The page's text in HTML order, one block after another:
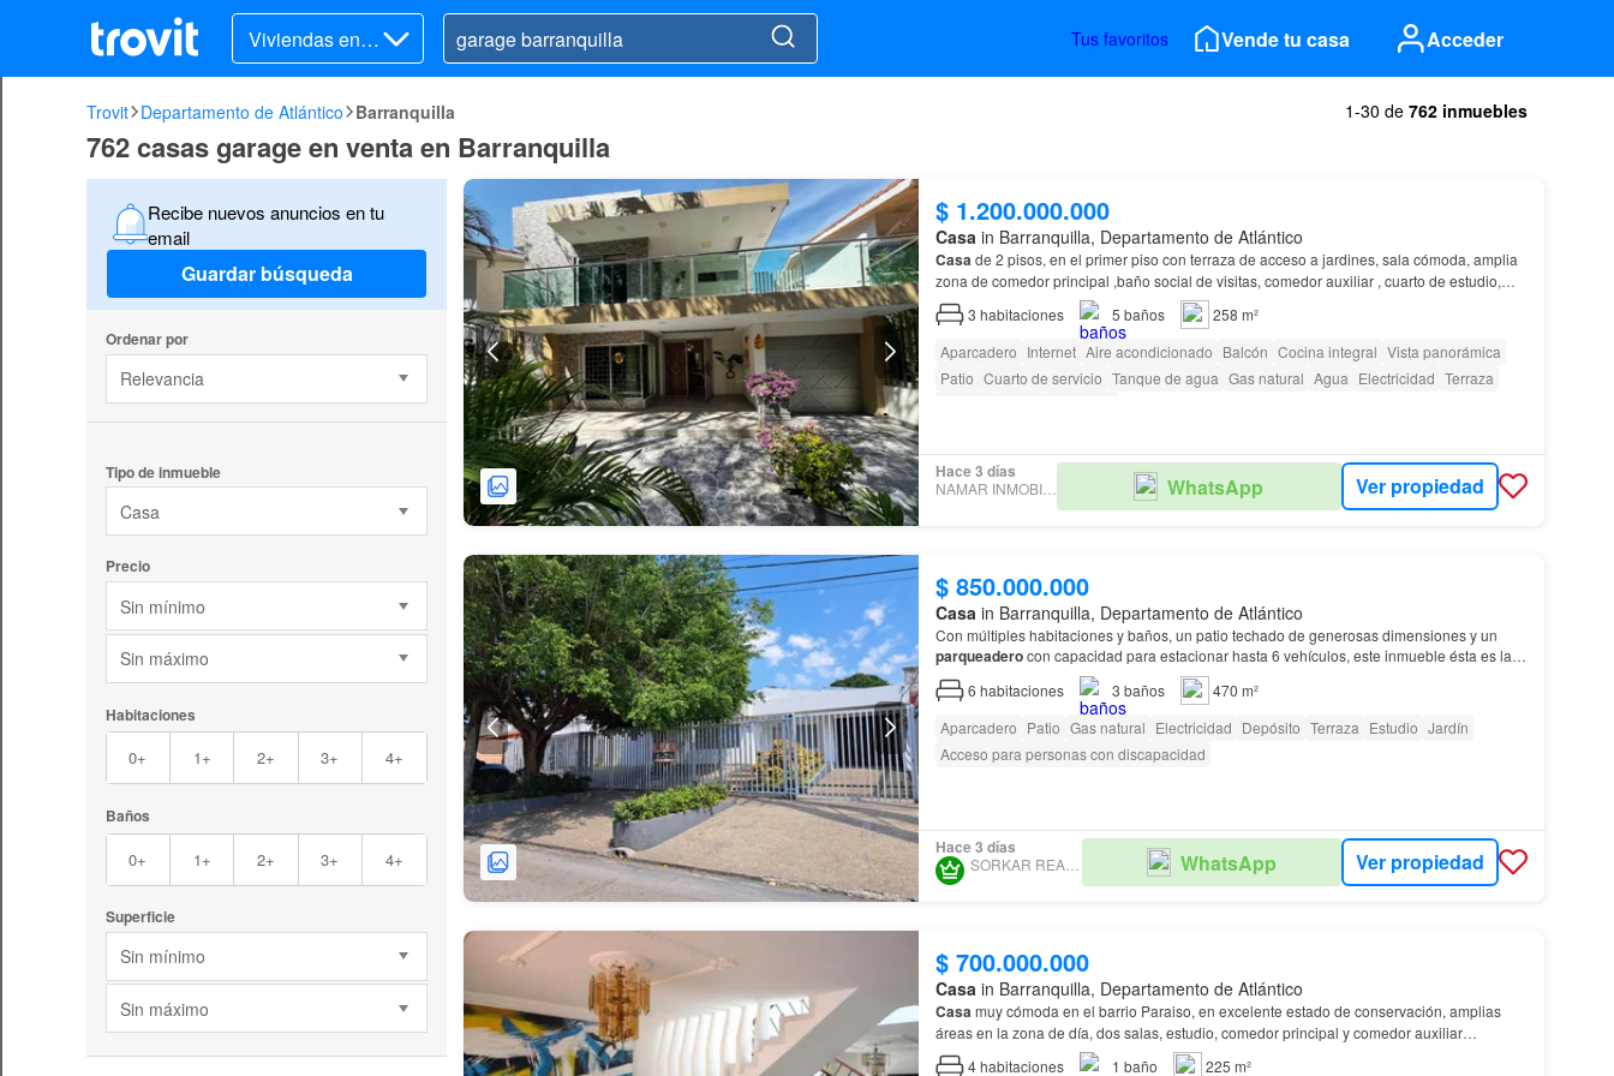
Viviendas en v
enta
Tus favoritos Vende tu casa Acceder
Trovit Departamento de Atlántico Barranquilla 1-30 de 762 inmuebles
762 casas garage en venta en Barranquilla
Recibe nuevos anuncios en tu
email
Guardar búsqueda
Ordenar por
Relevancia
Tipo de inmueble
Casa
Precio
Sin mínimo
Sin máximo
Habitaciones
0+ 1+ 2+ 3+ 4+
Baños
0+ 1+ 2+ 3+ 4+
Superficie
Sin mínimo
Sin máximo
$ 1.200.000.000
Casain Barranquilla, Departamento de Atlántico
Casade 2 pisos, en el primer piso con terraza de acceso a jardines, sala cómoda, amplia
zona de comedor principal ,baño social de visitas, comedor auxiliar , cuarto de estudio,
patio social, cocina integral con isla, pati…
3 habitaciones 5 baños
258 m²
Aparcadero Internet Aire acondicionado Balcón Cocina integral Vista panorámica
Patio Cuarto de servicio Tanque de agua Gas natural Agua Electricidad Terraza
Hace 3 días
NAMAR INMOBILIARIA WhatsApp Ver propiedad
$ 850.000.000
Casa in Barranquilla, Departamento de Atlántico
Con múltiples habitaciones y baños, un patio techado de generosas dimensiones y un
parqueaderocon capacidad para estacionar hasta 6 vehículos, este inmueble ésta es la
casa
6 habitaciones 3 baños
470 m²
Aparcadero Patio Gas natural Electricidad Depósito Terraza Estudio Jardín
Acceso para personas con discapacidad
Hace 3 días
SORKAR REAL ESTATE WhatsApp Ver propiedad
$ 700.000.000
Casa in Barranquilla, Departamento de Atlántico
Casamuy cómoda en el barrio Paraiso, en excelente estado de conservación, amplias
áreas en la zona de día, dos salas, estudio, comedor principal y comedor auxiliar
independiente de la cocina, habitación baño de servicio inde…
4habitaciones 1 baño
225 m²